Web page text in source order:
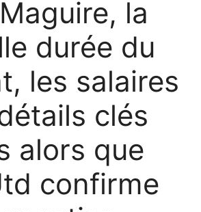
la
durée du
les salaires
clés
alors que
confirme